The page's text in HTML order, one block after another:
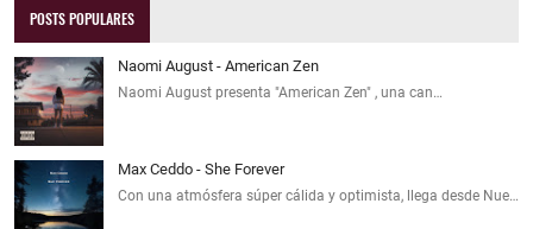
POSTS POPULARES
Naomi August - American Zen
Naomi August presenta "American Zen" , una can…
Max Ceddo - She Forever
Con una atmósfera súper cálida y optimista, llega desde Nue…